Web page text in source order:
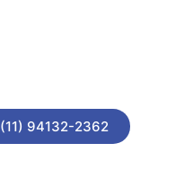
(11) 94132-2362